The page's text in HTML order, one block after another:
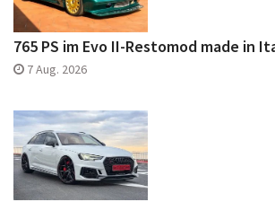
765 PS im Evo II-Restomod made in
7 Aug. 2026